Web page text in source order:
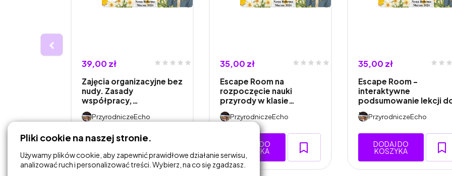
39,00 zł
Zajęcia organizacyjne bez
nudy. Zasady
współpracy,…
PrzyrodniczeEcho
DODAJ DO
KOSZYKA
35,00 zł
Escape Room na
rozpoczęcie nauki
przyrody w klasie…
PrzyrodniczeEcho
DODAJ DO
KOSZYKA
35,00 zł
Escape Room –
interaktywne
podsumowanie lekcji
…
PrzyrodniczeEcho
DODAJ DO
KOSZYKA
Pliki cookie na naszej stronie.
Używamy plików cookie, aby zapewnić prawidłowe działanie serwisu,
analizować ruch i personalizować treści. Wybierz, na co się zgadzasz.